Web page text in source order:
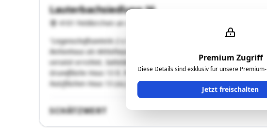
Premium Zugriff
Diese Details sind exklusiv für unsere
Jetzt freischalten
Lauterbachsiedlung 16
4101 Feldkirchen an der Donau
"Liegenschaftsanteile 2 x 593/20000 = 593/10000, Wohnungseigentum
Reihenhaus als Mittelhaus eines aus 15 Reihenhäusern bestehenden
versetzt errichtet, Satteldacheindeckung,
Grundfläche Haus 13 lt. Parifikat: 223 m² inkl. Baufläche
Nutzflächen Haus 13 (ca.): EG: 45 m² zzgl. …"
SCHÄTZWERT